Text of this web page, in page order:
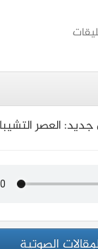
العصر
الصوتية